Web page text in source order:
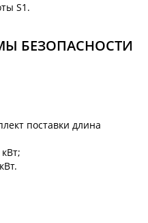
S1.
БЕЗОПАСНОСТИ
поставки длина